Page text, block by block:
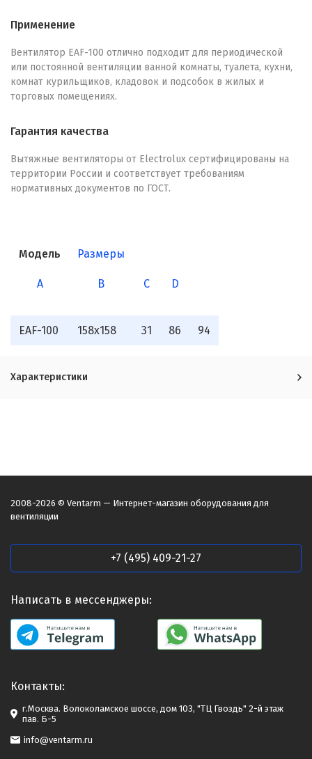
Применение
Вентилятор EAF-100 отлично подходит для периодической
или постоянной вентиляции ванной комнаты, туалета, кухни,
комнат курильщиков, кладовок и подсобок в жилых и
торговых помещениях.
Гарантия качества
Вытяжные вентиляторы от Electrolux сертифицированы на
территории России и соответствует требованиям
нормативных документов по ГОСТ.
Модель Размеры
A B C D
EAF-100 158x158 31 86 94
Характеристики
2008-2026 © Ventarm — Интернет-магазин оборудования для
вентиляции
+7 (495) 409-21-27
Написать в мессенджеры:
Контакты:
г.Москва. Волоколамское шоссе, дом 103, "ТЦ Гвоздь" 2-й этаж
пав. Б-5
info@ventarm.ru